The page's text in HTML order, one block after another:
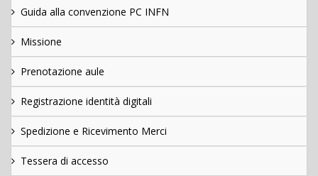
Guida alla convenzione PC INFN
Missione
Prenotazione aule
Registrazione identità digitali
Spedizione e Ricevimento Merci
Tessera di accesso